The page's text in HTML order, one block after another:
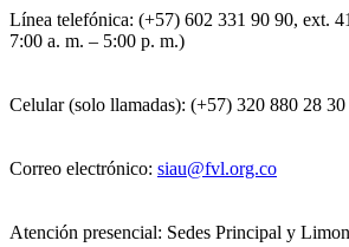
Línea telefónica: (+57) 602 331 90 90, ext.
7:00 a. m. – 5:00 p. m.)
Celular (solo llamadas): (+57) 320 880 28
Correo electrónico: siau@fvl.org.co
Atención presencial: Sedes Principal y